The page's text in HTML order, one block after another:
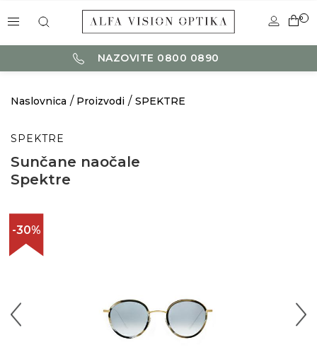
0
NAZOVITE 0800 0890
Naslovnica Proizvodi SPEKTRE
SPEKTRE
Sunčane naočale
Spektre
-30%